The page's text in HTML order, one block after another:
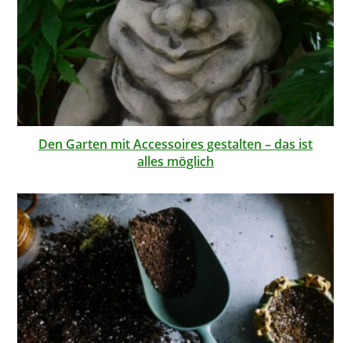
Den Garten mit Accessoires gestalten – das ist
alles möglich